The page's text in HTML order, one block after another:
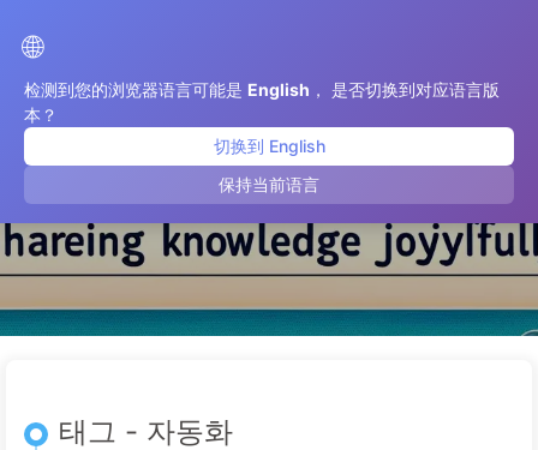
🌐
检测到您的浏览器语言可能是 English ， 是否切换到对应语言版
本？
切换到 English
保持当前语言
자동화
태그 - 자동화